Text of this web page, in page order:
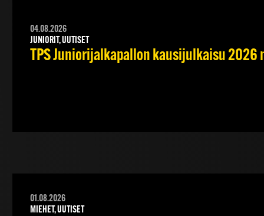
04.08.2026
JUNIORIT, UUTISET
TPS Juniorijalkapallon kausijulkaisu 2026
01.08.2026
MIEHET, UUTISET